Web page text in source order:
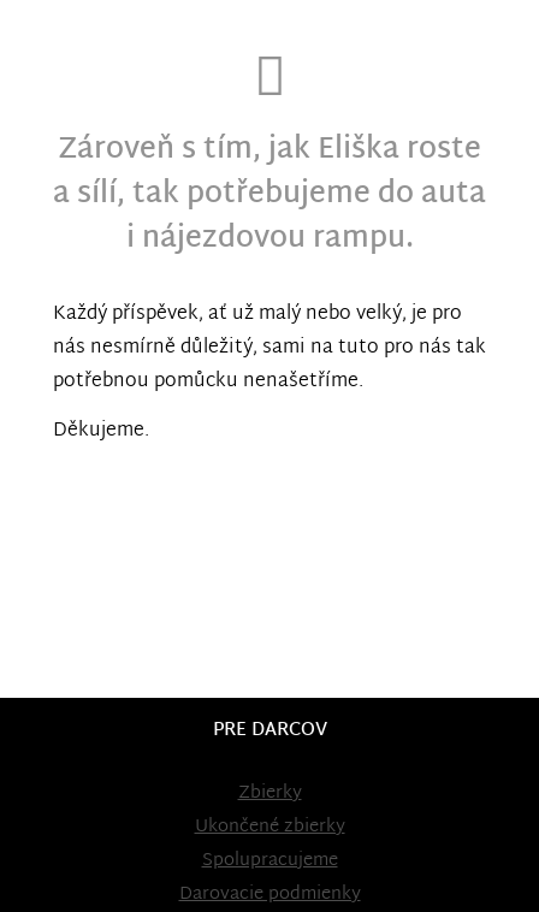
Zároveň s tím, jak Eliška roste
a sílí, tak potřebujeme do auta
i nájezdovou rampu.
Každý příspěvek, ať už malý nebo velký, je pro
nás nesmírně důležitý, sami na tuto pro nás tak
potřebnou pomůcku nenašetříme.
Děkujeme.
PRE DARCOV
Zbierky
Ukončené zbierky
Spolupracujeme
Darovacie podmienky